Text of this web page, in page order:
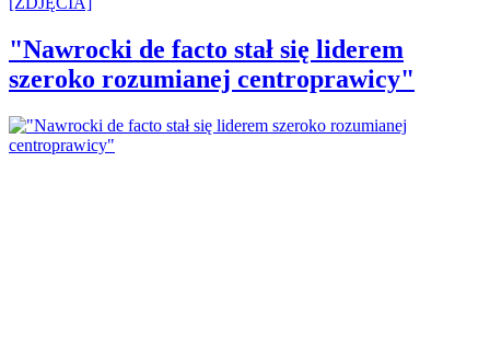
"Nawrocki de facto stał się liderem
szeroko rozumianej centroprawicy"